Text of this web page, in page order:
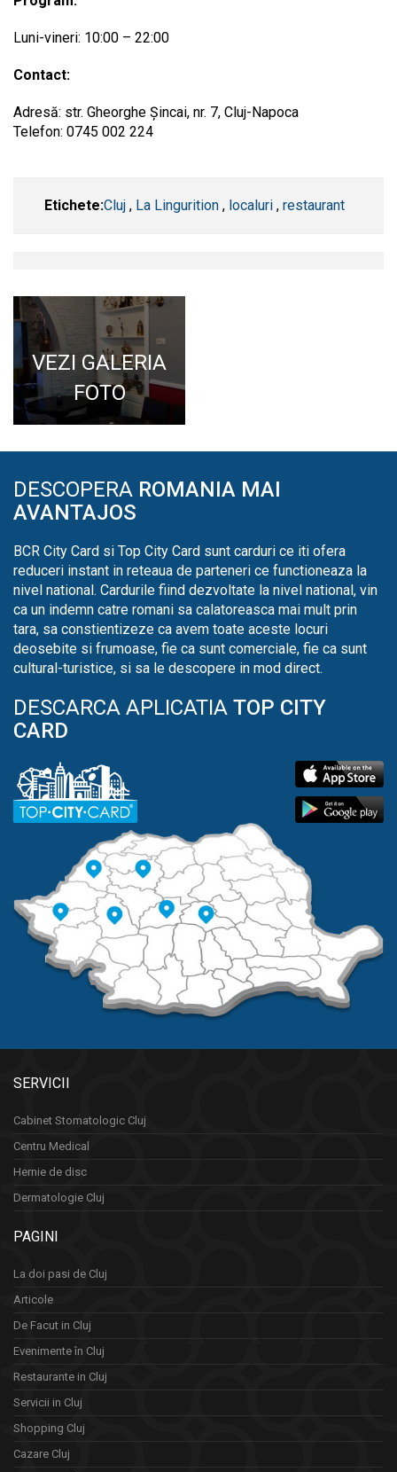
Luni-vineri: 10:00 – 22:00
Contact:
Adresă: str. Gheorghe Șincai, nr. 7, Cluj-Napoca
Telefon: 0745 002 224
Etichete:​Cluj , La Lingurition , localuri , restaurant
VEZI GALERIA
FOTO
DESCOPERA ROMANIA MAI
AVANTAJOS
BCR City Card si Top City Card sunt carduri ce iti ofera
reduceri instant in reteaua de parteneri ce functioneaza la
nivel national. Cardurile fiind dezvoltate la nivel national, vin
ca un indemn catre romani sa calatoreasca mai mult prin
tara, sa constientizeze ca avem toate aceste locuri
deosebite si frumoase, fie ca sunt comerciale, fie ca sunt
cultural-turistice, si sa le descopere in mod direct.
DESCARCA APLICATIA TOP CITY
CARD
SERVICII
Cabinet Stomatologic Cluj
Centru Medical
Hernie de disc
Dermatologie Cluj
PAGINI
La doi pasi de Cluj
Articole
De Facut in Cluj
Evenimente în Cluj
Restaurante in Cluj
Servicii in Cluj
Shopping Cluj
Cazare Cluj